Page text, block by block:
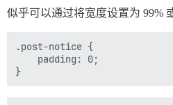
似乎可以通过将宽度设置为 99%
.post-notice {
    padding: 0;